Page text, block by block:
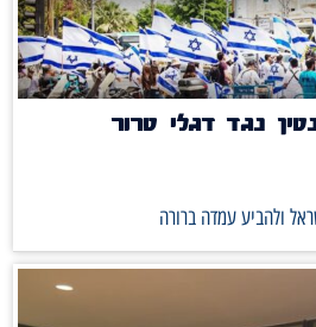
נגד דגלי טרור
ולהביע עמדה ברורה